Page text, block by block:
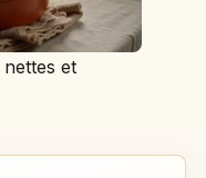
et